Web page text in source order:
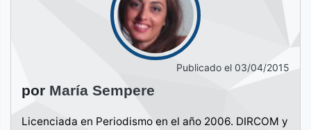
por María Sempere
Publicado el 03/04/2015
Licenciada en Periodismo en el año 2006. DIRCOM y